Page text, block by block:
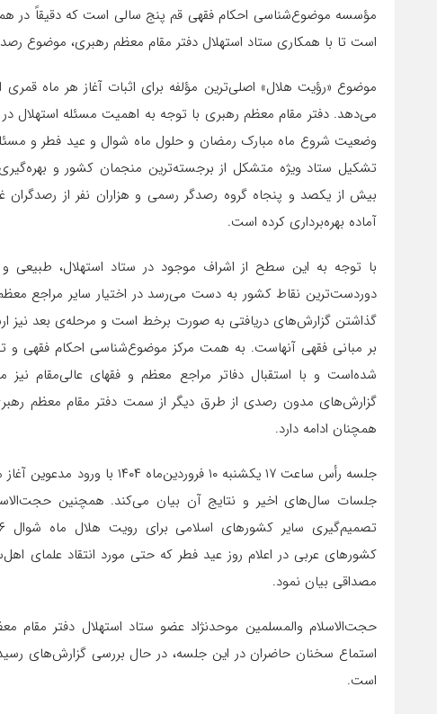
مؤسسه موضوع‌شناسی احکام فقهی قم پنج سالی است که دقیقاً در
است تا با همکاری ستاد استهلال دفتر مقام معظم رهبری، موضوع
موضوع «رؤیت هلال» اصلی‌ترین مؤلفه برای اثبات آغاز هر ماه
می‌دهد. دفتر مقام معظم رهبری با توجه به اهمیت مسئله
وضعیت شروع ماه مبارک رمضان و حلول ماه شوال و عید فطر و
تشکیل ستاد ویژه متشکل از برجسته‌ترین منجمان کشور و
بیش از یکصد و پنجاه گروه رصدگر رسمی و هزاران نفر از رصدگران
آماده بهره‌برداری کرده است.
با توجه به این سطح از اشراف موجود در ستاد استهلال،
دوردست‌ترین نقاط کشور به دست می‌رسد در اختیار سایر مراجع
گذاشتن گزارش‌های دریافتی به صورت برخط است و مرحله‌ی بعد نیز
بر مبانی فقهی آنهاست. به همت مرکز موضوع‌شناسی احکام فقهی
شده‌است و با استقبال دفاتر مراجع معظم و فقهای عالی‌مقام
گزارش‌های مدون رصدی از طرق دیگر از سمت دفتر مقام معظم رهبری
همچنان ادامه دارد.
جلسه رأس ساعت ۱۷ یکشنبه ۱۰
جلسات سال‌های اخیر و نتایج آن بیان می‌کند. همچنین
کشورهای عربی در اعلام روز عید فطر که حتی مورد انتقاد علمای
مصداقی بیان نمود.
حجت‌الاسلام والمسلمین موحدنژاد عضو ستاد استهلال دفتر
استماع سخنان حاضران در این جلسه، در حال بررسی گزارش‌های
است.